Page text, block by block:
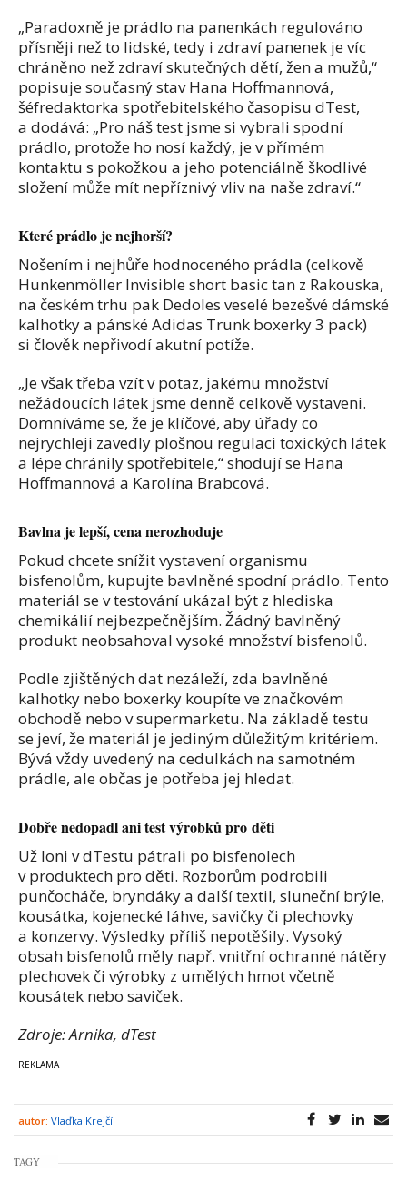
„Paradoxně je prádlo na panenkách regulováno
přísněji než to lidské, tedy i zdraví panenek je víc
chráněno než zdraví skutečných dětí, žen a mužů,“
popisuje současný stav Hana Hoffmannová,
šéfredaktorka spotřebitelského časopisu dTest,
a dodává: „Pro náš test jsme si vybrali spodní
prádlo, protože ho nosí každý, je v přímém
kontaktu s pokožkou a jeho potenciálně škodlivé
složení může mít nepříznivý vliv na naše zdraví.“
Které prádlo je nejhorší?
Nošením i nejhůře hodnoceného prádla (celkově
Hunkenmöller Invisible short basic tan z Rakouska,
na českém trhu pak Dedoles veselé bezešvé dámské
kalhotky a pánské Adidas Trunk boxerky 3 pack)
si člověk nepřivodí akutní potíže.
„Je však třeba vzít v potaz, jakému množství
nežádoucích látek jsme denně celkově vystaveni.
Domníváme se, že je klíčové, aby úřady co
nejrychleji zavedly plošnou regulaci toxických látek
a lépe chránily spotřebitele,“ shodují se Hana
Hoffmannová a Karolína Brabcová.
Bavlna je lepší, cena nerozhoduje
Pokud chcete snížit vystavení organismu
bisfenolům, kupujte bavlněné spodní prádlo. Tento
materiál se v testování ukázal být z hlediska
chemikálií nejbezpečnějším. Žádný bavlněný
produkt neobsahoval vysoké množství bisfenolů.
Podle zjištěných dat nezáleží, zda bavlněné
kalhotky nebo boxerky koupíte ve značkovém
obchodě nebo v supermarketu. Na základě testu
se jeví, že materiál je jediným důležitým kritériem.
Bývá vždy uvedený na cedulkách na samotném
prádle, ale občas je potřeba jej hledat.
Dobře nedopadl ani test výrobků pro děti
Už loni v dTestu pátrali po bisfenolech
v produktech pro děti. Rozborům podrobili
punčocháče, bryndáky a další textil, sluneční brýle,
kousátka, kojenecké láhve, savičky či plechovky
a konzervy. Výsledky příliš nepotěšily. Vysoký
obsah bisfenolů měly např. vnitřní ochranné nátěry
plechovek či výrobky z umělých hmot včetně
kousátek nebo saviček.
Zdroje: Arnika, dTest
autor: Vlaďka Krejčí
TAGY